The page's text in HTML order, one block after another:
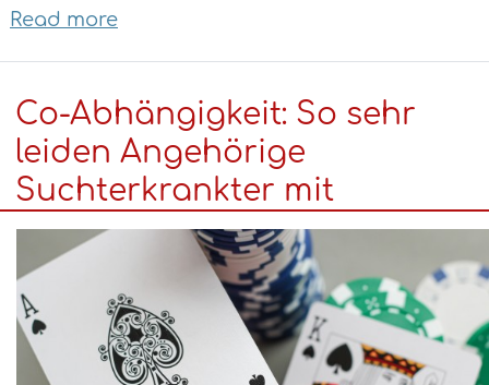
Read more
mir
bitte
einen
Ernährungsplan.“:
Was
Chatbots
Ernährungsbereich
leisten
können
Co-Abhängigkeit: So sehr
leiden Angehörige
Suchterkrankter mit